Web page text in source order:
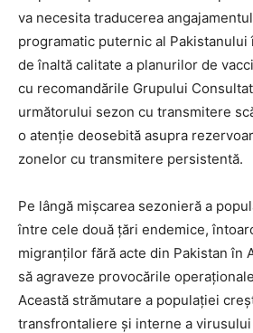
va necesita traducerea
programatic puternic al
de înaltă calitate a planurilor de
cu recomandările Grupului
următorului sezon cu transmitere
o atenție deosebită asupra
zonelor cu transmitere persistentă.
Pe lângă mișcarea sezonieră a
între cele două țări endemice,
migranților fără acte din Pakistan în
să agraveze provocările
Această strămutare a populației
transfrontaliere și interne a